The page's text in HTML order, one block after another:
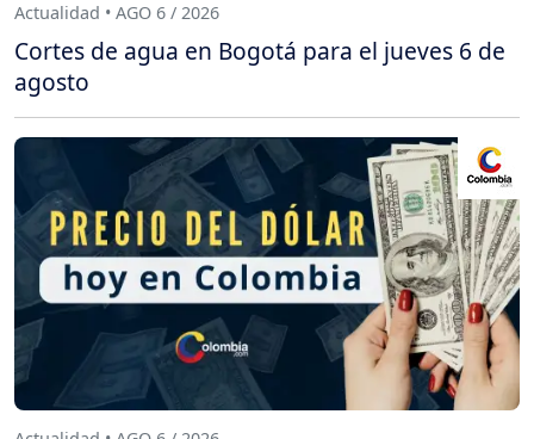
Actualidad • AGO 6 / 2026
Cortes de agua en Bogotá para el jueves 6 de
agosto